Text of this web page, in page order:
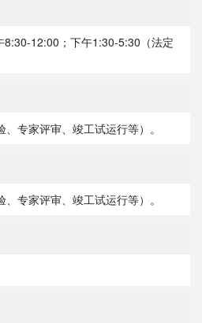
8:30-12:00；下午1:30-5:30（法定
专家评审、竣工试运行等）。
专家评审、竣工试运行等）。